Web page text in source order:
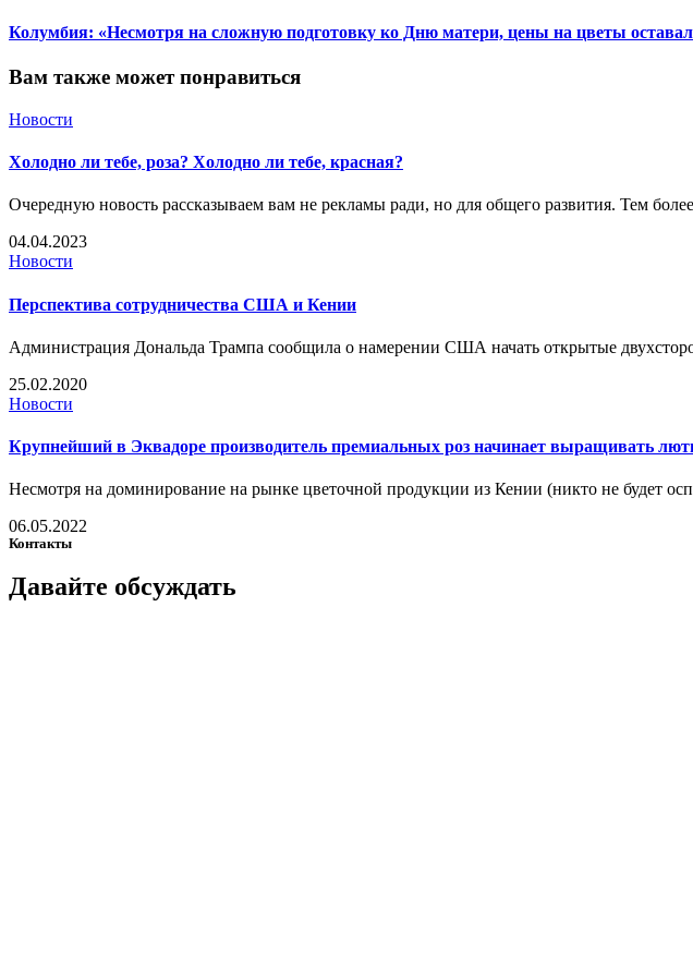
Колумбия: «Несмотря на сложную подготовку ко Дню матери, цены на цветы
Вам также может понравиться
Новости
Холодно ли тебе, роза? Холодно ли тебе, красная?
Очередную новость рассказываем вам не рекламы ради, но для общего развития. Тем
04.04.2023
Новости
Перспектива сотрудничества США и Кении
Администрация Дональда Трампа сообщила о намерении США начать открытые
25.02.2020
Новости
Крупнейший в Эквадоре производитель премиальных роз начинает выращивать
Несмотря на доминирование на рынке цветочной продукции из Кении (никто не будет
06.05.2022
Контакты
Давайте обсуждать